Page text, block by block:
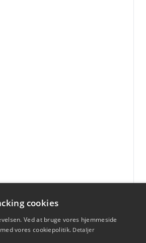
cookies
Ved at bruge vores hjemmeside
vores cookiepolitik. Detaljer